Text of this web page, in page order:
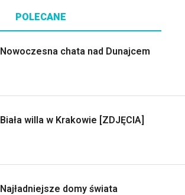
POLECANE
Nowoczesna chata nad Dunajcem
Biała willa w Krakowie [ZDJĘCIA]
Najładniejsze domy świata